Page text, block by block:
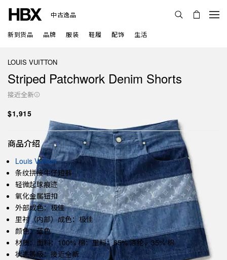
中古逸品
新到货品 品牌 服装 鞋履 配饰 生活
LOUIS VUITTON
Striped Patchwork Denim Shorts
接近全新
$1,915
商品介绍
Louis Vuitton
条纹拼接牛仔短裤
轻微起球痕迹
氧化金属钮扣
外部成色：极佳
里衬（内部）成色：极佳
颜色：蓝色
材质：面料：100% 棉；里料：65% 涤纶，35% 棉
状态等级：接近全新